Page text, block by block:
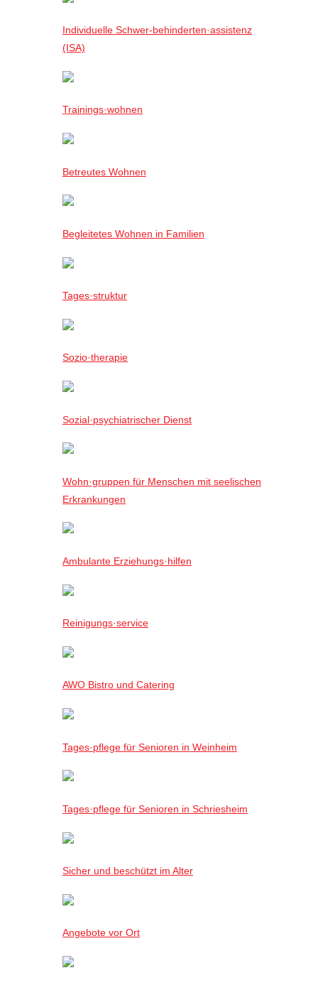
Individuelle Schwer-behinderten·assistenz
(ISA)
Trainings·wohnen
Betreutes Wohnen
Begleitetes Wohnen in Familien
Tages·struktur
Sozio·therapie
Sozial·psychiatrischer Dienst
Wohn·gruppen für Menschen mit seelischen
Erkrankungen
Ambulante Erziehungs·hilfen
Reinigungs·service
AWO Bistro und Catering
Tages·pflege für Senioren in Weinheim
Tages·pflege für Senioren in Schriesheim
Sicher und beschützt im Alter
Angebote vor Ort